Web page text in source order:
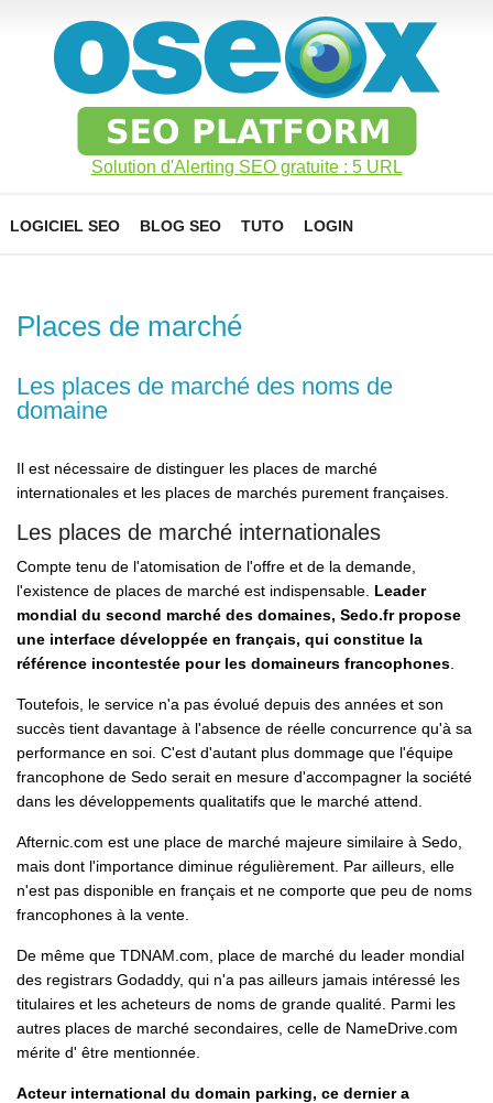
Solution d'Alerting SEO gratuite : 5 URL
LOGICIEL SEO BLOG SEO TUTO LOGIN
Places de marché
Les places de marché des noms de
domaine
Il est nécessaire de distinguer les places de marché
internationales et les places de marchés purement françaises.
Les places de marché internationales
Compte tenu de l'atomisation de l'offre et de la demande,
l'existence de places de marché est indispensable. Leader
mondial du second marché des domaines, Sedo.fr propose
une interface développée en français, qui constitue la
référence incontestée pour les domaineurs francophones
Toutefois, le service n'a pas évolué depuis des années et son
succès tient davantage à l'absence de réelle concurrence qu'à sa
performance en soi. C'est d'autant plus dommage que l'équipe
francophone de Sedo serait en mesure d'accompagner la société
dans les développements qualitatifs que le marché attend.
Afternic.com est une place de marché majeure similaire à Sedo,
mais dont l'importance diminue régulièrement. Par ailleurs, elle
n'est pas disponible en français et ne comporte que peu de noms
francophones à la vente.
De même que TDNAM.com, place de marché du leader mondial
des registrars Godaddy, qui n'a pas ailleurs jamais intéressé les
titulaires et les acheteurs de noms de grande qualité. Parmi les
autres places de marché secondaires, celle de NameDrive.com
mérite d' être mentionnée.
Acteur international du domain parking, ce dernier a